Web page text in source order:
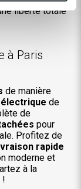
liberté totale
à Paris
de manière
de
de
pour
Profitez de
rapide
moderne et
à la
!